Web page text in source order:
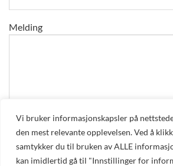
Vi bruker informasjonskapsler på
den mest relevante opplevelsen. Ved å
samtykker du til bruken av ALLE
kan imidlertid gå til "Innstillinger for
Melding